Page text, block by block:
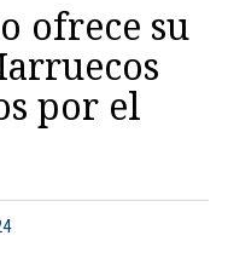
ofrece su
por el